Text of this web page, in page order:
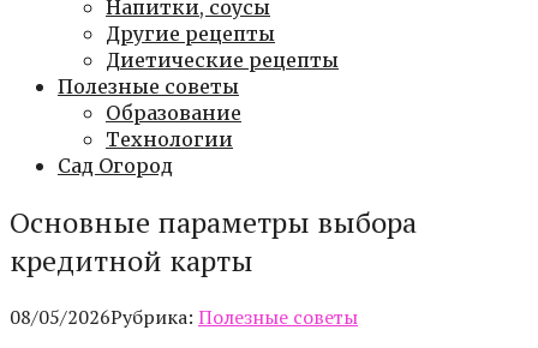
Напитки, соусы
Другие рецепты
Диетические рецепты
Полезные советы
Образование
Технологии
Сад Огород
Основные параметры выбора
кредитной карты
08/05/2026Рубрика: Полезные советы